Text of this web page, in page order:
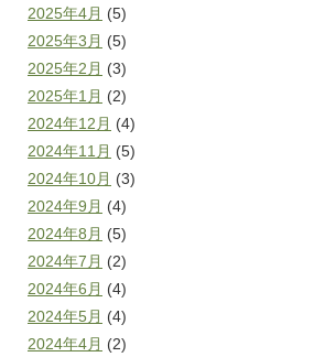
2025年4月 (5)
2025年3月 (5)
2025年2月 (3)
2025年1月 (2)
2024年12月 (4)
2024年11月 (5)
2024年10月 (3)
2024年9月 (4)
2024年8月 (5)
2024年7月 (2)
2024年6月 (4)
2024年5月 (4)
2024年4月 (2)